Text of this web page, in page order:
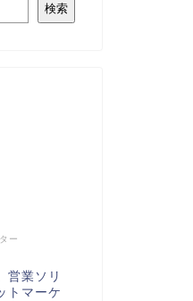
検索
ー
営業ソリ
トマーケ